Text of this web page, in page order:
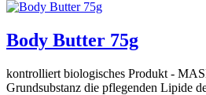
Body Butter 75g
kontrolliert biologisches Produkt -
Grundsubstanz die pflegenden Lipide